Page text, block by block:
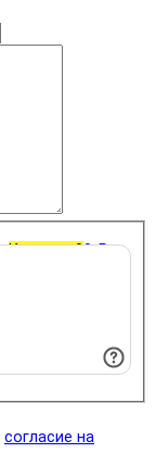
Корзина 00 ₽
согласие на